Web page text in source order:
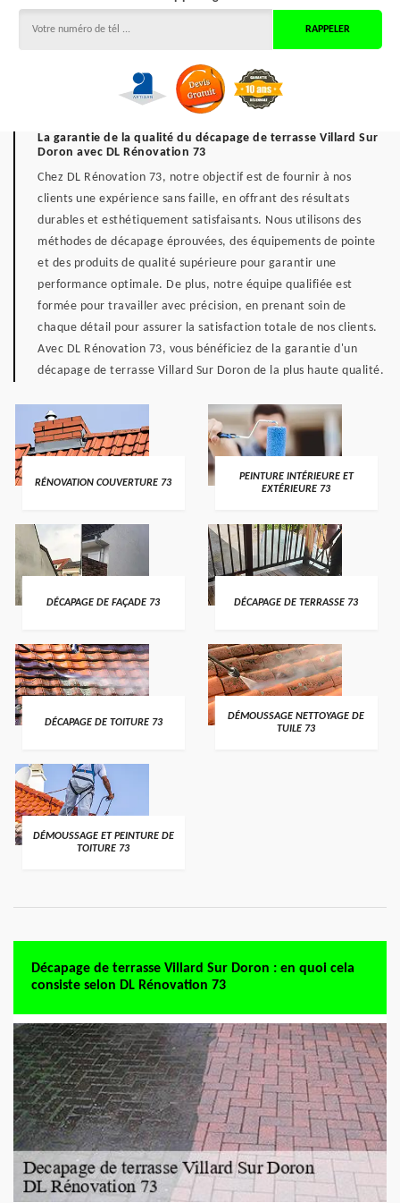
La garantie de la qualité du décapage de terrasse Villard Sur
Doron avec DL Rénovation 73
Chez DL Rénovation 73, notre objectif est de fournir à nos
clients une expérience sans faille, en offrant des résultats
durables et esthétiquement satisfaisants. Nous utilisons des
méthodes de décapage éprouvées, des équipements de pointe
et des produits de qualité supérieure pour garantir une
performance optimale. De plus, notre équipe qualifiée est
formée pour travailler avec précision, en prenant soin de
chaque détail pour assurer la satisfaction totale de nos clients.
Avec DL Rénovation 73, vous bénéficiez de la garantie d'un
décapage de terrasse Villard Sur Doron de la plus haute qualité.
RÉNOVATION COUVERTURE 73
PEINTURE INTÉRIEURE ET
EXTÉRIEURE 73
DÉCAPAGE DE FAÇADE 73 DÉCAPAGE DE TERRASSE 73
DÉCAPAGE DE TOITURE 73
DÉMOUSSAGE NETTOYAGE DE
TUILE 73
DÉMOUSSAGE ET PEINTURE DE
TOITURE 73
Décapage de terrasse Villard Sur Doron : en quoi cela
consiste selon DL Rénovation 73